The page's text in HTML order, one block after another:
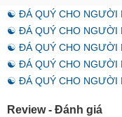
☯ ĐÁ QUÝ CHO NGƯỜI
☯ ĐÁ QUÝ CHO NGƯỜI
☯ ĐÁ QUÝ CHO NGƯỜI
☯ ĐÁ QUÝ CHO NGƯỜI
☯ ĐÁ QUÝ CHO NGƯỜI
Review - Đánh giá